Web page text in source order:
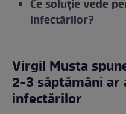
Ce soluție vede
infectărilor?
Virgil Musta
2-3 săptămâni ar
infectărilor